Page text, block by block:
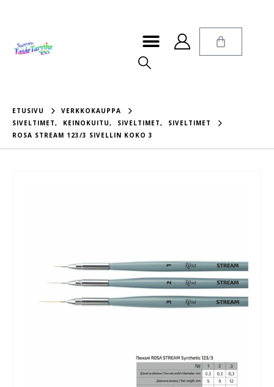
ETUSIVU
VERKKOKAUPPA
SIVELTIMET, KEINOKUITU, SIVELTIMET,
SIVELTIMET
ROSA STREAM 123/3 SIVELLIN KOKO 3